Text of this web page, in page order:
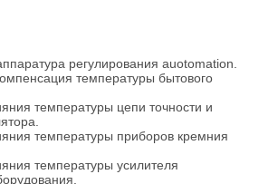
регулирования auotomation.
температуры бытового
температуры цепи точности и
температуры приборов кремния
температуры усилителя